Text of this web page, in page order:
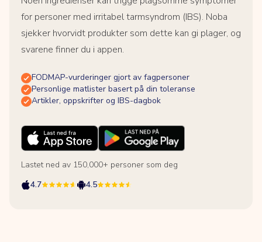
for personer med irritabel tarmsyndrom (IBS). Noba
sjekker hvorvidt produkter som dette kan gi plager, og
svarene finner du i appen.
FODMAP-vurderinger gjort av fagpersoner
Personlige matlister basert på din toleranse
Artikler, oppskrifter og IBS-dagbok
Lastet ned av 150,000+ personer som deg
4.7
4.5